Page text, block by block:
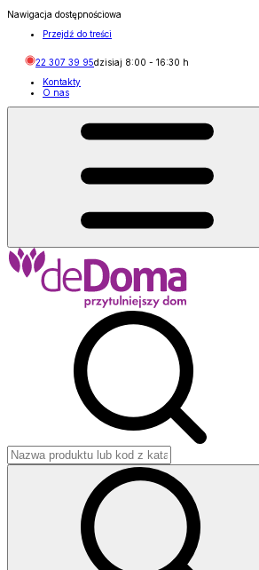
Nawigacja dostępnościowa
Przejdź do treści
22 307 39 95dzisiaj 8:00 - 16:30 h
Kontakty
O nas